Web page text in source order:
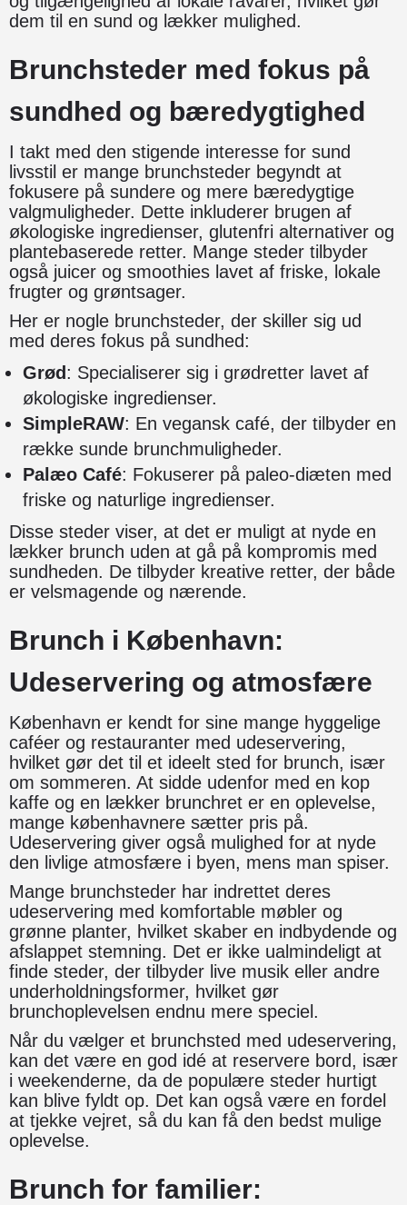
dem til en sund og lækker mulighed.
Brunchsteder med fokus på
sundhed og bæredygtighed
I takt med den stigende interesse for sund
livsstil er mange brunchsteder begyndt at
fokusere på sundere og mere bæredygtige
valgmuligheder. Dette inkluderer brugen af
økologiske ingredienser, glutenfri alternativer og
plantebaserede retter. Mange steder tilbyder
også juicer og smoothies lavet af friske, lokale
frugter og grøntsager.
Her er nogle brunchsteder, der skiller sig ud
med deres fokus på sundhed:
Grød : Specialiserer sig i grødretter lavet af
økologiske ingredienser.
SimpleRAW: En vegansk café, der tilbyder en
række sunde brunchmuligheder.
Palæo Café: Fokuserer på paleo-diæten med
friske og naturlige ingredienser.
Disse steder viser, at det er muligt at nyde en
lækker brunch uden at gå på kompromis med
sundheden. De tilbyder kreative retter, der både
er velsmagende og nærende.
Brunch i København:
Udeservering og atmosfære
København er kendt for sine mange hyggelige
caféer og restauranter med udeservering,
hvilket gør det til et ideelt sted for brunch, især
om sommeren. At sidde udenfor med en kop
kaffe og en lækker brunchret er en oplevelse,
mange københavnere sætter pris på.
Udeservering giver også mulighed for at nyde
den livlige atmosfære i byen, mens man spiser.
Mange brunchsteder har indrettet deres
udeservering med komfortable møbler og
grønne planter, hvilket skaber en indbydende og
afslappet stemning. Det er ikke ualmindeligt at
finde steder, der tilbyder live musik eller andre
underholdningsformer, hvilket gør
brunchoplevelsen endnu mere speciel.
Når du vælger et brunchsted med udeservering,
kan det være en god idé at reservere bord, især
i weekenderne, da de populære steder hurtigt
kan blive fyldt op. Det kan også være en fordel
at tjekke vejret, så du kan få den bedst mulige
oplevelse.
Brunch for familier: